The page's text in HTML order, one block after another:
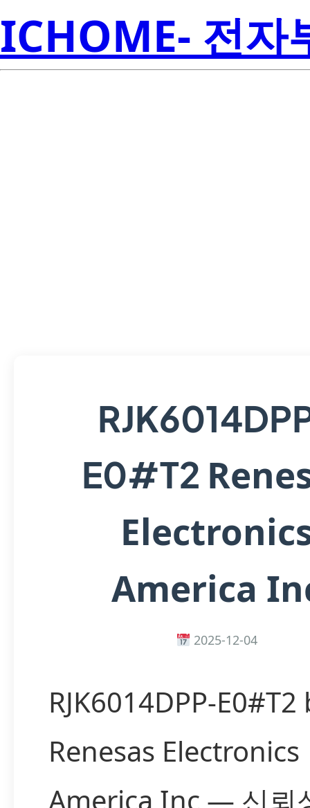
ICHOME- 전자
E0#T2
America
2025-12-04
RJK6014DPP-E0#T2
Renesas Electronics
America Inc — 신뢰